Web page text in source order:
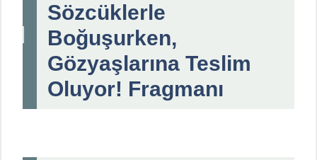
Sözcüklerle
Boğuşurken,
Gözyaşlarına Teslim
Oluyor! Fragmanı